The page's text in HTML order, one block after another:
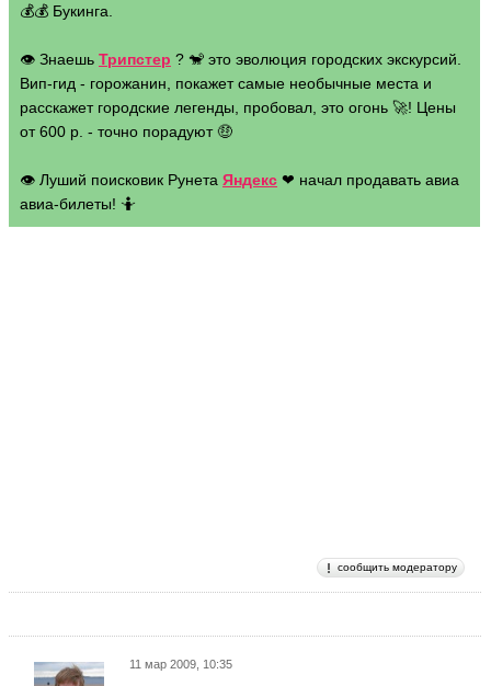
💰💰 Букинга.
👁 Знаешь Трипстер ? 🐒 это эволюция городских экскурсий.
Вип-гид - горожанин, покажет самые необычные места и
расскажет городские легенды, пробовал, это огонь 🚀! Цены
от 600 р. - точно порадуют 🤑
👁 Луший поисковик Рунета Яндекс ❤ начал продавать авиа
авиа-билеты! 🤷
сообщить модератору
11 мар 2009, 10:35